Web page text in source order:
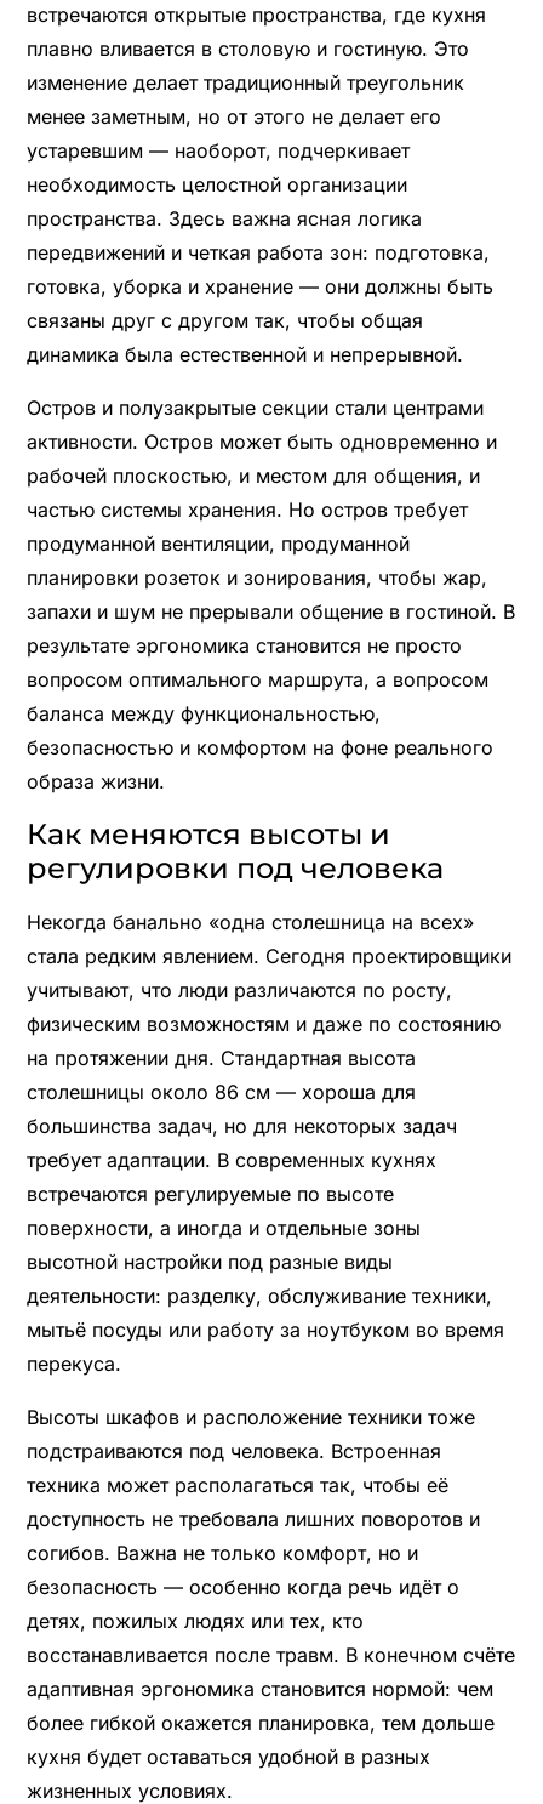
встречаются открытые пространства, где кухня
плавно вливается в столовую и гостиную. Это
изменение делает традиционный треугольник
менее заметным, но от этого не делает его
устаревшим — наоборот, подчеркивает
необходимость целостной организации
пространства. Здесь важна ясная логика
передвижений и четкая работа зон: подготовка,
готовка, уборка и хранение — они должны быть
связаны друг с другом так, чтобы общая
динамика была естественной и непрерывной.
Остров и полузакрытые секции стали центрами
активности. Остров может быть одновременно и
рабочей плоскостью, и местом для общения, и
частью системы хранения. Но остров требует
продуманной вентиляции, продуманной
планировки розеток и зонирования, чтобы жар,
запахи и шум не прерывали общение в гостиной. В
результате эргономика становится не просто
вопросом оптимального маршрута, а вопросом
баланса между функциональностью,
безопасностью и комфортом на фоне реального
образа жизни.
Как меняются высоты и
регулировки под человека
Некогда банально «одна столешница на всех»
стала редким явлением. Сегодня проектировщики
учитывают, что люди различаются по росту,
физическим возможностям и даже по состоянию
на протяжении дня. Стандартная высота
столешницы около 86 см — хороша для
большинства задач, но для некоторых задач
требует адаптации. В современных кухнях
встречаются регулируемые по высоте
поверхности, а иногда и отдельные зоны
высотной настройки под разные виды
деятельности: разделку, обслуживание техники,
мытьё посуды или работу за ноутбуком во время
перекуса.
Высоты шкафов и расположение техники тоже
подстраиваются под человека. Встроенная
техника может располагаться так, чтобы её
доступность не требовала лишних поворотов и
согибов. Важна не только комфорт, но и
безопасность — особенно когда речь идёт о
детях, пожилых людях или тех, кто
восстанавливается после травм. В конечном счёте
адаптивная эргономика становится нормой: чем
более гибкой окажется планировка, тем дольше
кухня будет оставаться удобной в разных
жизненных условиях.